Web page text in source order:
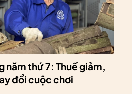
năm thứ 7: Thuế giảm,
đổi cuộc chơi